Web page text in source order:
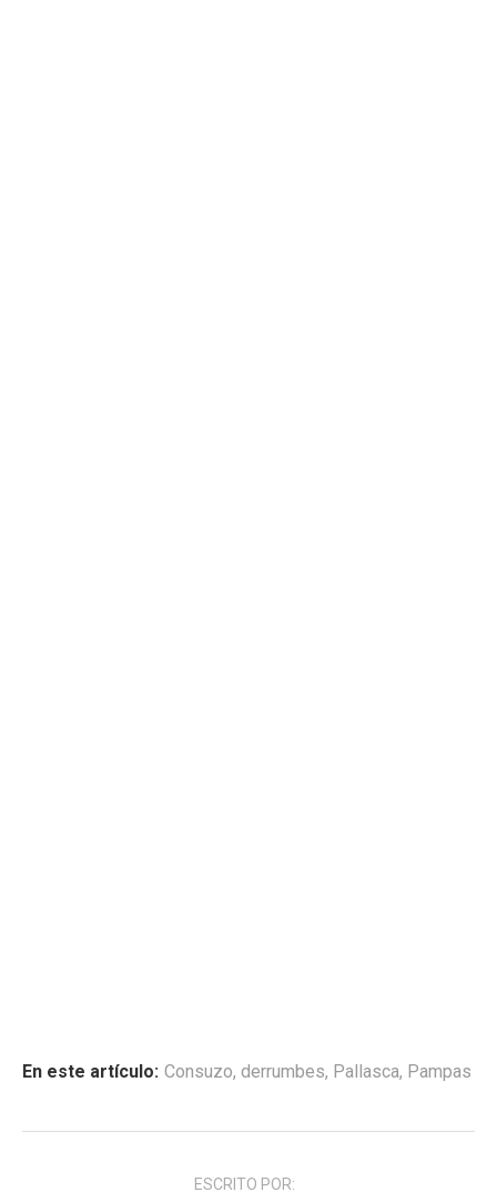
En este artículo: Consuzo, derrumbes, Pallasca, Pampas
ESCRITO POR: